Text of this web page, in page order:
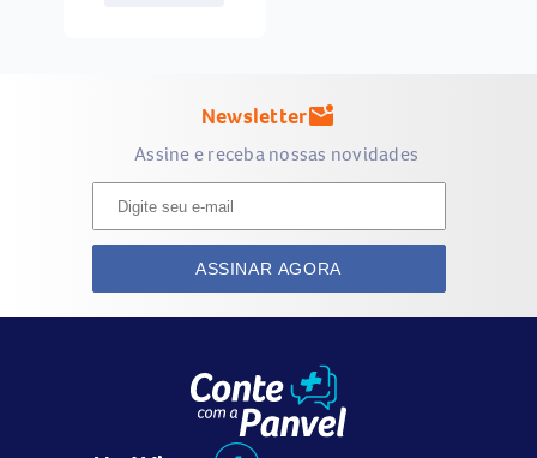
Newslettermark_email_unread
Assine e receba nossas novidades
ASSINAR AGORA